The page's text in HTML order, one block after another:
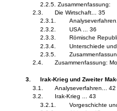
2.2.5. Zusammenfassung:
2.3.
Die Wirtschaft... 35
2.3.1.
2.3.2.
USA ... 36
2.3.3.
Römische
2.3.4.
Unterschiede
2.3.5.
2.4.
Zusammenfassung:
3.
Irak-Krieg und Zweiter
3.1.
Analyseverfahren... 42
3.2.
Irak-Krieg ... 43
3.2.1.
Vorgeschichte